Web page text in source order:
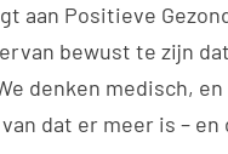
aan Positieve
bewust te zijn
denken medisch,
dat er meer is –